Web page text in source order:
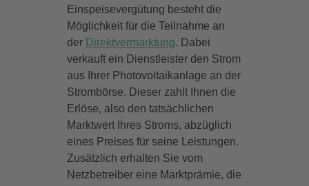
Einspeisevergütung besteht die
Möglichkeit für die Teilnahme an
der Direktvermarktung. Dabei
verkauft ein Dienstleister den Strom
aus Ihrer Photovoltaikanlage an der
Strombörse. Dieser zahlt Ihnen die
Erlöse, also den tatsächlichen
Marktwert Ihres Stroms, abzüglich
eines Preises für seine Leistungen.
Zusätzlich erhalten Sie vom
Netzbetreiber eine Marktprämie, die